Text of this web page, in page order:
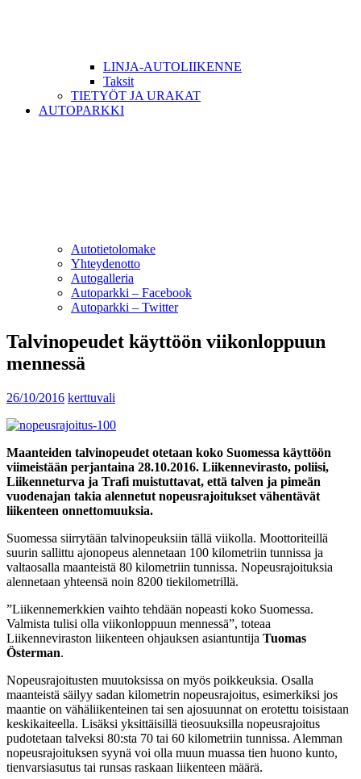
LINJA-AUTOLIIKENNE
Taksit
TIETYÖT JA URAKAT
AUTOPARKKI
Autotietolomake
Yhteydenotto
Autogalleria
Autoparkki – Facebook
Autoparkki – Twitter
Talvinopeudet käyttöön viikonloppuun
mennessä
26/10/2016 kerttuvali
Maanteiden talvinopeudet otetaan koko Suomessa käyttöön
viimeistään perjantaina 28.10.2016. Liikennevirasto, poliisi,
Liikenneturva ja Trafi muistuttavat, että talven ja pimeän
vuodenajan takia alennetut nopeusrajoitukset vähentävät
liikenteen onnettomuuksia.
Suomessa siirrytään talvinopeuksiin tällä viikolla. Moottoriteillä
suurin sallittu ajonopeus alennetaan 100 kilometriin tunnissa ja
valtaosalla maanteistä 80 kilometriin tunnissa. Nopeusrajoituksia
alennetaan yhteensä noin 8200 tiekilometrillä.
”Liikennemerkkien vaihto tehdään nopeasti koko Suomessa.
Valmista tulisi olla viikonloppuun mennessä”, toteaa
Liikenneviraston liikenteen ohjauksen asiantuntija Tuomas
Österman.
Nopeusrajoitusten muutoksissa on myös poikkeuksia. Osalla
maanteistä säilyy sadan kilometrin nopeusrajoitus, esimerkiksi jos
maantie on vähäliikenteinen tai sen ajosuunnat on erotettu toisistaan
keskikaiteella. Lisäksi yksittäisillä tieosuuksilla nopeusrajoitus
pudotetaan talveksi 80:sta 70 tai 60 kilometriin tunnissa. Alemman
nopeusrajoituksen syynä voi olla muun muassa tien huono kunto,
tienvarsiasutus tai runsas raskaan liikenteen määrä.